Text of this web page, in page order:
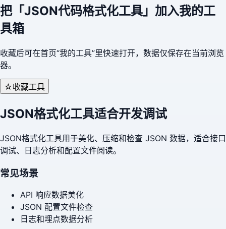
把「JSON代码格式化工具 」加入我的工
具箱
收藏后可在首页“我的工具”里快速打开，数据仅保存在当前浏览
器。
☆收藏工具
JSON格式化工具适合开发调试
JSON格式化工具用于美化、压缩和检查 JSON 数据，适合接口
调试、日志分析和配置文件阅读。
常见场景
API 响应数据美化
JSON 配置文件检查
日志和埋点数据分析